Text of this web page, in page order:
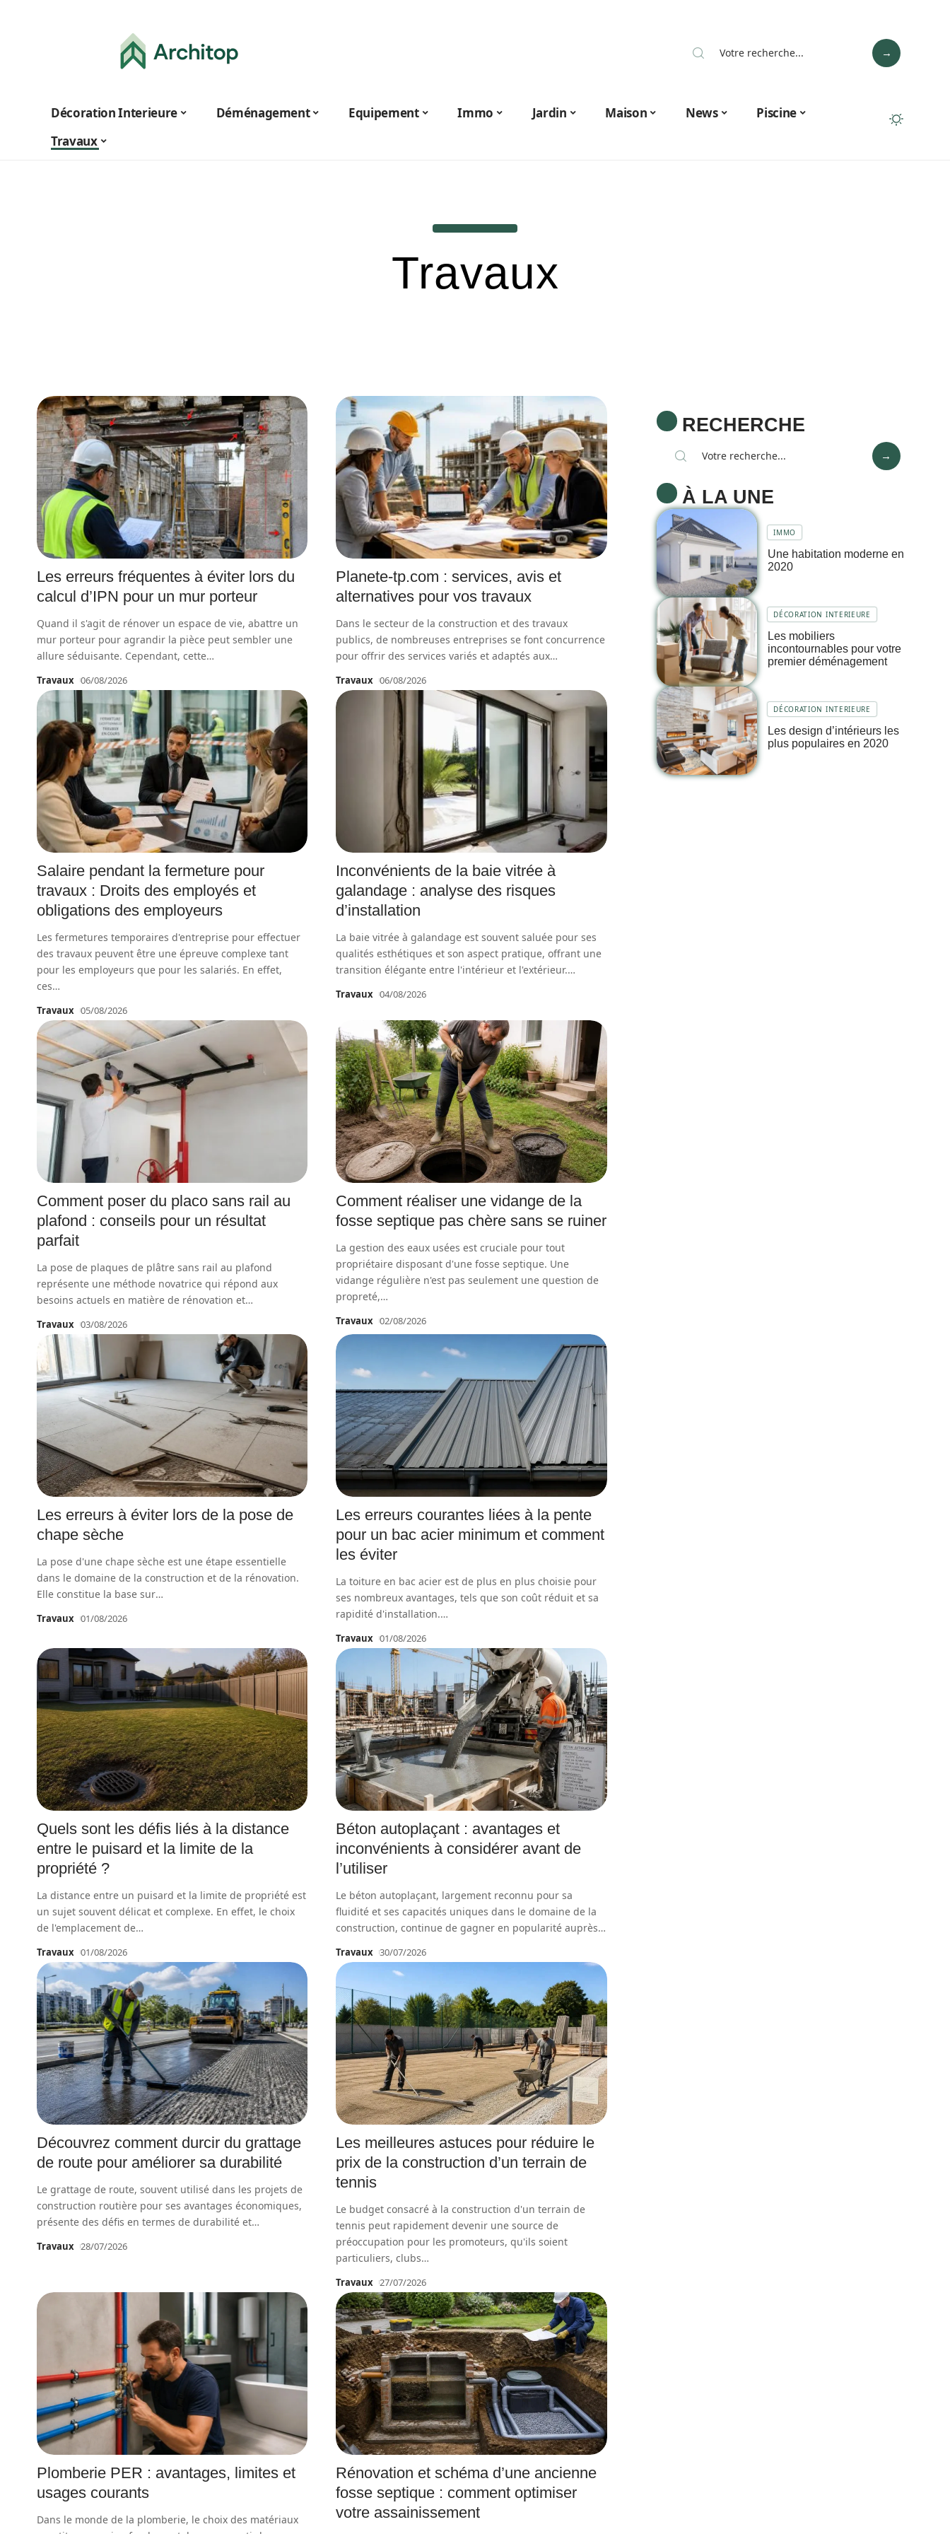
Décoration Interieure Déménagement Equipement Immo Jardin Maison News
Piscine
Travaux
Travaux
Les erreurs fréquentes à éviter lors du
calcul d’IPN pour un mur porteur
Quand il s'agit de rénover un espace de vie, abattre un
mur porteur pour agrandir la pièce peut sembler une
allure séduisante. Cependant, cette…
Travaux 06/08/2026
Planete-tp.com : services, avis et
alternatives pour vos travaux
Dans le secteur de la construction et des travaux
publics, de nombreuses entreprises se font concurrence
pour offrir des services variés et adaptés aux…
Travaux 06/08/2026
Salaire pendant la fermeture pour
travaux : Droits des employés et
obligations des employeurs
Les fermetures temporaires d'entreprise pour effectuer
des travaux peuvent être une épreuve complexe tant
pour les employeurs que pour les salariés. En effet,
ces…
Travaux 05/08/2026
Inconvénients de la baie vitrée à
galandage : analyse des risques
d’installation
La baie vitrée à galandage est souvent saluée pour ses
qualités esthétiques et son aspect pratique, offrant une
transition élégante entre l'intérieur et l'extérieur.…
Travaux 04/08/2026
Comment poser du placo sans rail au
plafond : conseils pour un résultat
parfait
La pose de plaques de plâtre sans rail au plafond
représente une méthode novatrice qui répond aux
besoins actuels en matière de rénovation et…
Travaux 03/08/2026
Comment réaliser une vidange de la
fosse septique pas chère sans se ruiner
La gestion des eaux usées est cruciale pour tout
propriétaire disposant d'une fosse septique. Une
vidange régulière n'est pas seulement une question de
propreté,…
Travaux 02/08/2026
Les erreurs à éviter lors de la pose de
chape sèche
La pose d'une chape sèche est une étape essentielle
dans le domaine de la construction et de la rénovation.
Elle constitue la base sur…
Travaux 01/08/2026
Les erreurs courantes liées à la pente
pour un bac acier minimum et comment
les éviter
La toiture en bac acier est de plus en plus choisie pour
ses nombreux avantages, tels que son coût réduit et sa
rapidité d'installation.…
Travaux 01/08/2026
Quels sont les défis liés à la distance
entre le puisard et la limite de la
propriété ?
La distance entre un puisard et la limite de propriété est
un sujet souvent délicat et complexe. En effet, le choix
de l'emplacement de…
Travaux 01/08/2026
Béton autoplaçant : avantages et
inconvénients à considérer avant de
l’utiliser
Le béton autoplaçant, largement reconnu pour sa
fluidité et ses capacités uniques dans le domaine de la
construction, continue de gagner en popularité auprès…
Travaux 30/07/2026
Découvrez comment durcir du grattage
de route pour améliorer sa durabilité
Le grattage de route, souvent utilisé dans les projets de
construction routière pour ses avantages économiques,
présente des défis en termes de durabilité et…
Travaux 28/07/2026
Les meilleures astuces pour réduire le
prix de la construction d’un terrain de
tennis
Le budget consacré à la construction d'un terrain de
tennis peut rapidement devenir une source de
préoccupation pour les promoteurs, qu'ils soient
particuliers, clubs…
Travaux 27/07/2026
Plomberie PER : avantages, limites et
usages courants
Dans le monde de la plomberie, le choix des matériaux
Rénovation et schéma d’une ancienne
fosse septique : comment optimiser
votre assainissement
RECHERCHE
À LA UNE
IMMO
Une habitation moderne en
2020
DÉCORATION INTERIEURE
Les mobiliers
incontournables pour votre
premier déménagement
DÉCORATION INTERIEURE
Les design d’intérieurs les
plus populaires en 2020